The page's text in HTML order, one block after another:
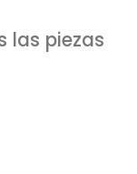
las piezas